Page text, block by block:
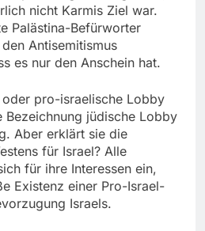
nicht Karmis Ziel war.
Palästina-Befürworter
Antisemitismus
es nur den Anschein hat.
pro-israelische Lobby
Bezeichnung jüdische Lobby
Aber erklärt sie die
für Israel? Alle
für ihre Interessen ein,
Existenz einer Pro-Israel-
Israels.